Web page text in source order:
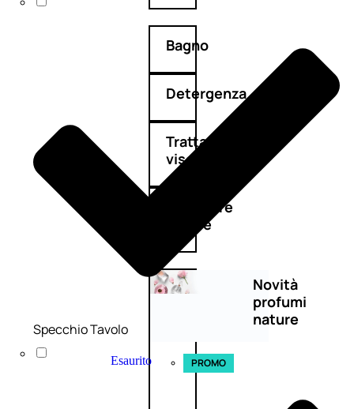
Bagno
Detergenza
Trattamenti
viso
Maschere
nature
Novità
profumi
nature
Esaurito PROMO
Specchio Tavolo